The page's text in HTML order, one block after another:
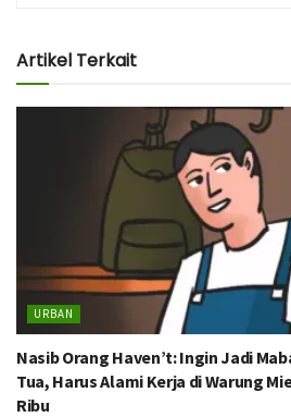
Artikel Terkait
URBAN
Nasib Orang Haven’t: Ingin Jadi
Tua, Harus Alami Kerja di Warung
Ribu